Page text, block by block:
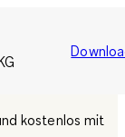
kostenlos mit